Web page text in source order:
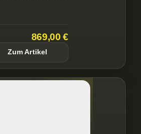
869,00 €
Zum Artikel